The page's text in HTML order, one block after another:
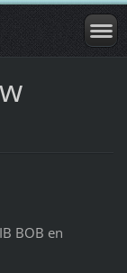
BOB en